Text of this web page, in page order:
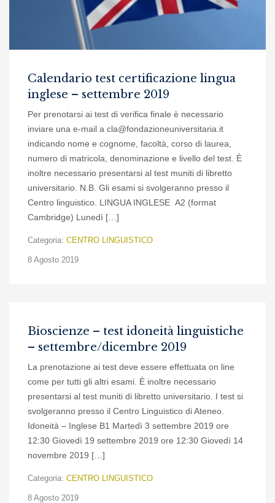
Calendario test certificazione lingua
inglese – settembre 2019
Per prenotarsi ai test di verifica finale è necessario
inviare una e-mail a cla@fondazioneuniversitaria.it
indicando nome e cognome, facoltà, corso di laurea,
numero di matricola, denominazione e livello del test. È
inoltre necessario presentarsi al test muniti di libretto
universitario. N.B. Gli esami si svolgeranno presso il
Centro linguistico. LINGUA INGLESE A2 (format
Cambridge) Lunedì […]
Categoria: CENTRO LINGUISTICO
8 Agosto 2019
Bioscienze – test idoneità linguistiche
– settembre/dicembre 2019
La prenotazione ai test deve essere effettuata on line
come per tutti gli altri esami. È inoltre necessario
presentarsi al test muniti di libretto universitario. I test si
svolgeranno presso il Centro Linguistico di Ateneo.
Idoneità – Inglese B1 Martedì 3 settembre 2019 ore
12:30 Giovedì 19 settembre 2019 ore 12:30 Giovedì 14
novembre 2019 […]
Categoria: CENTRO LINGUISTICO
8 Agosto 2019